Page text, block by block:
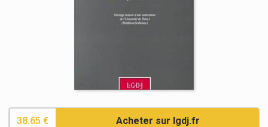
38.65 € Acheter sur lgdj.fr